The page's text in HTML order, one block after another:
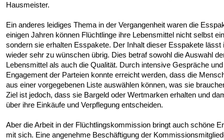
Hausmeister.
Ein anderes leidiges Thema in der Vergangenheit waren die
einigen Jahren können Flüchtlinge ihre Lebensmittel nicht selbst
sondern sie erhalten Esspakete. Der Inhalt dieser Esspakete lässt
wieder sehr zu wünschen übrig. Dies betraf sowohl die Auswahl
Lebensmittel als auch die Qualität. Durch intensive Gespräche
Engagement der Parteien konnte erreicht werden, dass die
aus einer vorgegebenen Liste auswählen können, was sie
Ziel ist jedoch, dass sie Bargeld oder Wertmarken erhalten und
über ihre Einkäufe und Verpflegung entscheiden.
Aber die Arbeit in der Flüchtlingskommission bringt auch schöne
mit sich. Eine angenehme Beschäftigung der